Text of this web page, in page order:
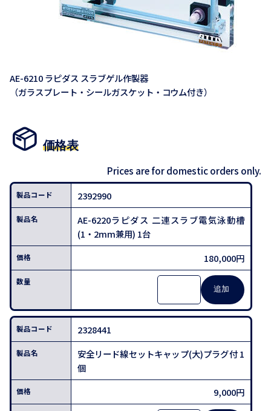
AE-6210 ラピダス スラブゲル作製器
（ガラスプレート・シールガスケット・コウム付き）
価格表
Prices are for domestic orders only.
2392990
AE-6220ラピダス 二連スラブ電気泳動槽
(1・2mm兼用) 1台
180,000円
2328441
安全リード線セットキャップ(大)プラグ付 1
個
9,000円